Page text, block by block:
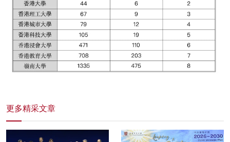
更多精采文章